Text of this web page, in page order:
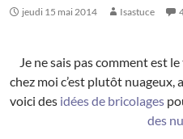
jeudi 15 mai 2014 Isastuce
Je ne sais pas comment est
chez moi c’est plutôt nuageux,
voici des idées de bricolages
des